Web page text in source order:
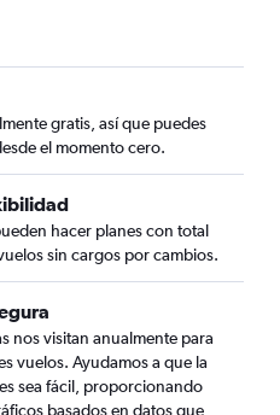
gratis, así que puedes
el momento cero.
hacer planes con total
sin cargos por cambios.
nos visitan anualmente para
vuelos. Ayudamos a que la
sea fácil, proporcionando
basados en datos que